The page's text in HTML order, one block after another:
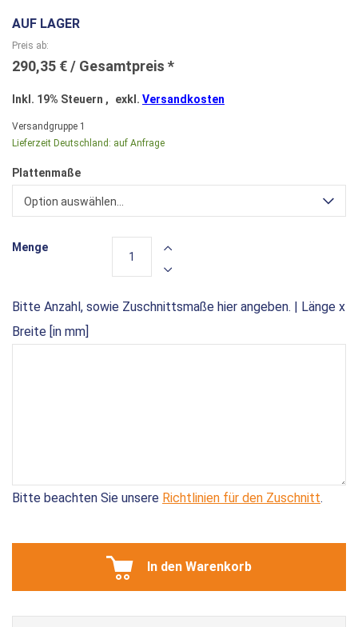
AUF LAGER
Preis ab
290,35 €
Inkl. 19% Steuern , exkl. Versandkosten
Versandgruppe 1
Lieferzeit Deutschland: auf Anfrage
Plattenmaße
Option auswählen...
Bitte Anzahl, sowie Zuschnittsmaße hier angeben. | Länge x
Breite [in mm]
Bitte beachten Sie unsere Richtlinien für den Zuschnitt.
Menge
In den Warenkorb